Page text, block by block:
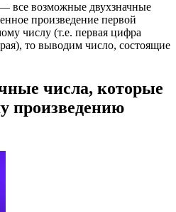
все возможные двухзначные
произведение первой
числу (т.е. первая цифра
то выводим число, состоящие
числа, которые
произведению